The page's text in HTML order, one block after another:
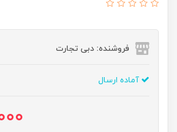
فروشنده: دبی تجارت
آماده ارسال